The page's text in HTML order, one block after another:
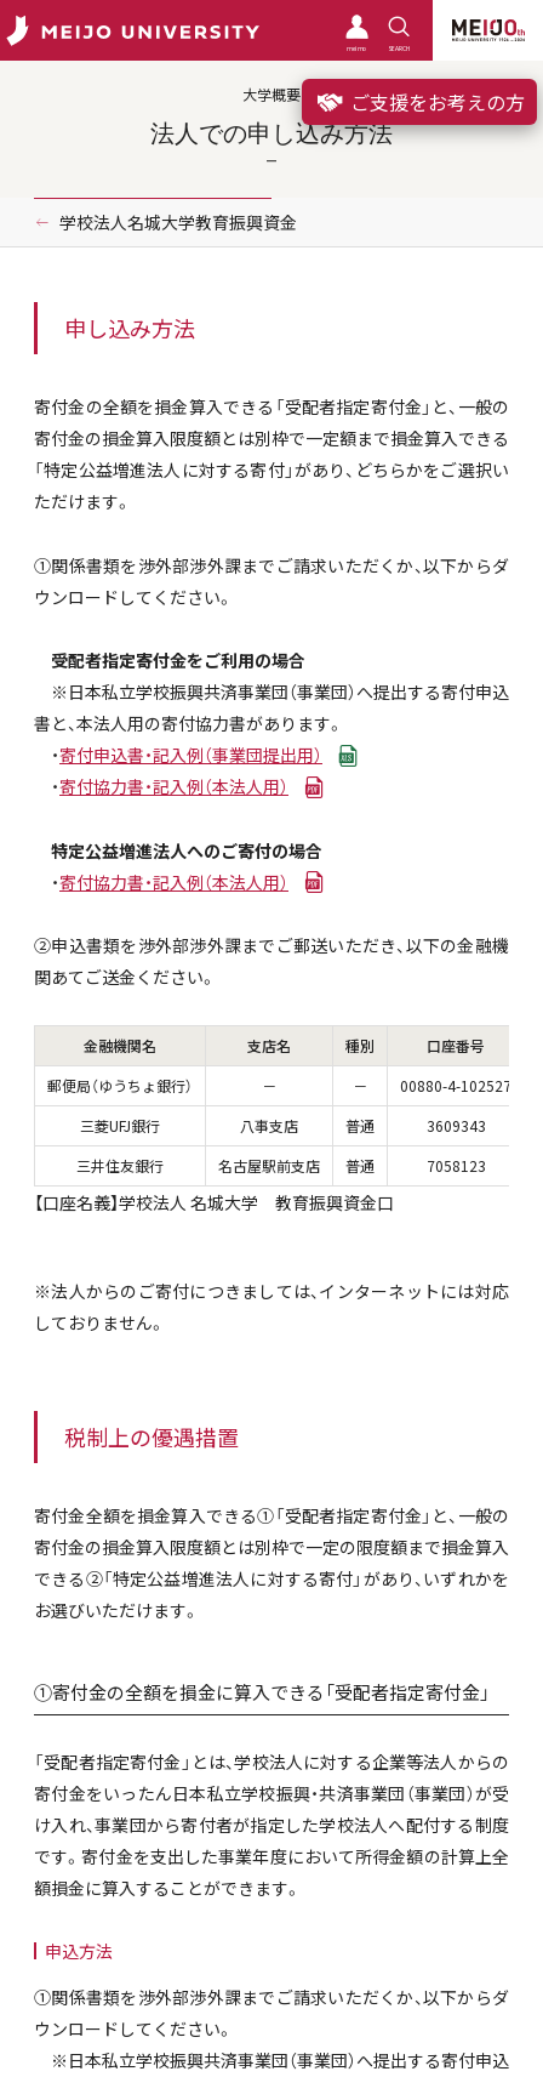
meimo SEARCH
ご支援をお考えの方
大学概要
法人での申し込み方法
学校法人名城大学教育振興資金
申し込み方法
寄付金の全額を損金算入できる「受配者指定寄付金」と、一般の
寄付金の損金算入限度額とは別枠で一定額まで損金算入できる
「特定公益増進法人に対する寄付」があり、どちらかをご選択い
ただけます。
①関係書類を渉外部渉外課までご請求いただくか、以下からダ
ウンロードしてください。
受配者指定寄付金をご利用の場合
※日本私立学校振興共済事業団（事業団）へ提出する寄付申込
書と、本法人用の寄付協力書があります。
・寄付申込書・記入例（事業団提出用）
・寄付協力書・記入例（本法人用）
特定公益増進法人へのご寄付の場合
・寄付協力書・記入例（本法人用）
②申込書類を渉外部渉外課までご郵送いただき、以下の金融機
関あてご送金ください。
金融機関名 支店名 種別
口座番号
郵便局（ゆうちょ銀行）
－ －
00880-4-102527
三菱UFJ銀行
八事支店 普通
3609343
三井住友銀行
名古屋駅前支店 普通 7058123
【口座名義】学校法人 名城大学 教育振興資金口
※法人からのご寄付につきましては、インターネットには対応
しておりません。
税制上の優遇措置
寄付金全額を損金算入できる①「受配者指定寄付金」と、一般の
寄付金の損金算入限度額とは別枠で一定の限度額まで損金算入
できる②「特定公益増進法人に対する寄付」があり、いずれかを
お選びいただけます。
①寄付金の全額を損金に算入できる「受配者指定寄付金」
「受配者指定寄付金」とは、学校法人に対する企業等法人からの
寄付金をいったん日本私立学校振興・共済事業団（事業団）が受
け入れ、事業団から寄付者が指定した学校法人へ配付する制度
です。寄付金を支出した事業年度において所得金額の計算上全
額損金に算入することができます。
申込方法
①関係書類を渉外部渉外課までご請求いただくか、以下からダ
ウンロードしてください。
※日本私立学校振興共済事業団（事業団）へ提出する寄付申込